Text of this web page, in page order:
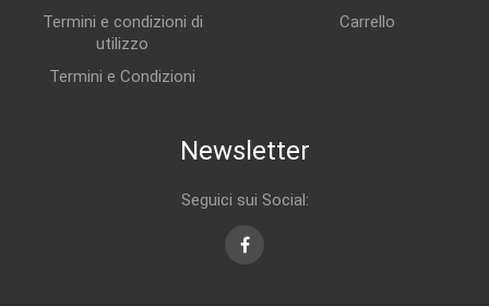
Termini e condizioni di
utilizzo
Termini e Condizioni
Carrello
Newsletter
Seguici sui Social:
Facebook